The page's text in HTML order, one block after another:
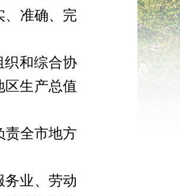
、准确、完
织和综合协
区生产总值
责全市地方
务业、劳动